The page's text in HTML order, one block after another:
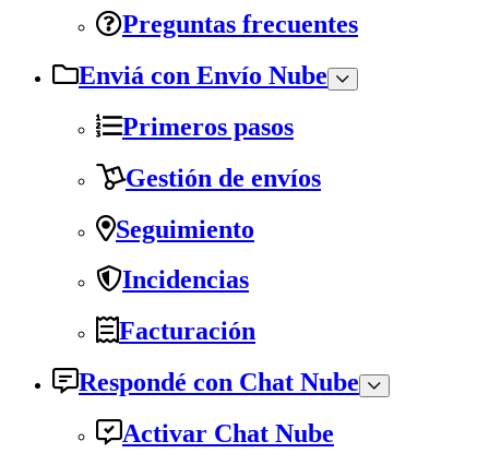
Preguntas frecuentes
Enviá con Envío Nube
Primeros pasos
Gestión de envíos
Seguimiento
Incidencias
Facturación
Respondé con Chat Nube
Activar Chat Nube